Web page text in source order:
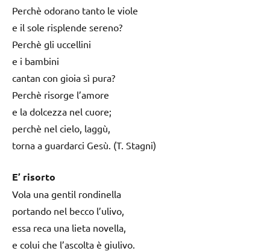
Perchè odorano tanto le viole
e il sole risplende sereno?
Perchè gli uccellini
e i bambini
cantan con gioia sì pura?
Perchè risorge l’amore
e la dolcezza nel cuore;
perchè nel cielo, laggù,
torna a guardarci Gesù. (T. Stagni)
E’ risorto
Vola una gentil rondinella
portando nel becco l’ulivo,
essa reca una lieta novella,
e colui che l’ascolta è giulivo.